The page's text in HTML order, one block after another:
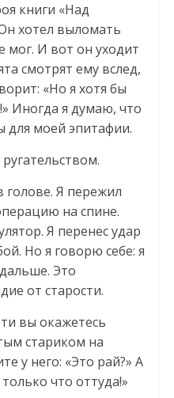
книги «Над
хотел выломать
мог. И вот он уходит
смотрят ему вслед,
«Но я хотя бы
Иногда я думаю, что
для моей эпитафии.
голове. Я пережил
на спине.
Я перенес удар
Но я говорю себе: я
Это
от старости.
вы окажетесь
стариком на
у него: «Это рай?» А
что оттуда!»